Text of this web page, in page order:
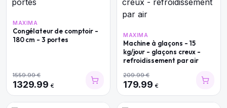
MAXIMA
Congélateur de comptoir -
180 cm - 3 portes
1559.99€
1329.99 €
MAXIMA
Machine à glaçons - 15
kg/jour - glaçons creux -
refroidissement par air
209.99€
179.99 €